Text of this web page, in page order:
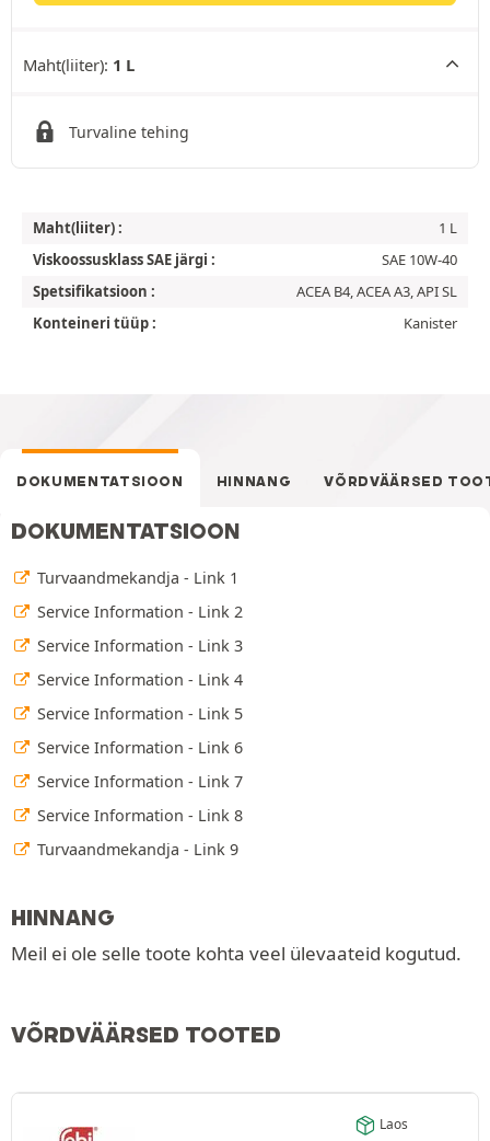
Maht(liiter): 1 L
Turvaline tehing
Maht(liiter) :
1 L
Viskoossusklass SAE järgi :
SAE 10W-40
Spetsifikatsioon :
ACEA B4, ACEA A3, API SL
Konteineri tüüp :
Kanister
DOKUMENTATSIOON HINNANG VÕRDVÄÄRSED
DOKUMENTATSIOON
Turvaandmekandja - Link 1
Service Information - Link 2
Service Information - Link 3
Service Information - Link 4
Service Information - Link 5
Service Information - Link 6
Service Information - Link 7
Service Information - Link 8
Turvaandmekandja - Link 9
HINNANG
Meil ei ole selle toote kohta veel ülevaateid kogutud.
VÕRDVÄÄRSED TOOTED
Laos